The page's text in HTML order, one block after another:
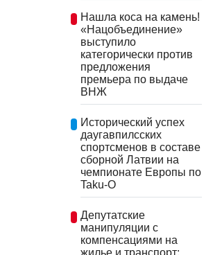
Нашла коса на камень!
«Нацобъединение»
выступило
категорически против
предложения
премьера по выдаче
ВНЖ
Исторический успех
даугавпилсских
спортсменов в составе
сборной Латвии на
чемпионате Европы по
Taku-O
Депутатские
манипуляции с
компенсациями на
жилье и транспорт: